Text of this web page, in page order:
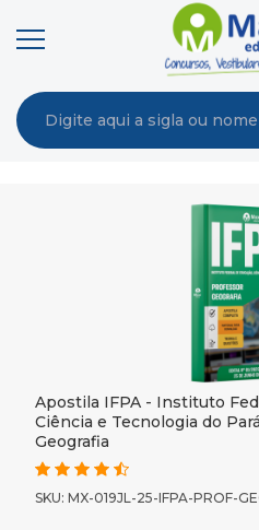
Apostila IFPA - Instituto
Ciência e Tecnologia do
Geografia
SKU: MX-019JL-25-IFPA-PROF-